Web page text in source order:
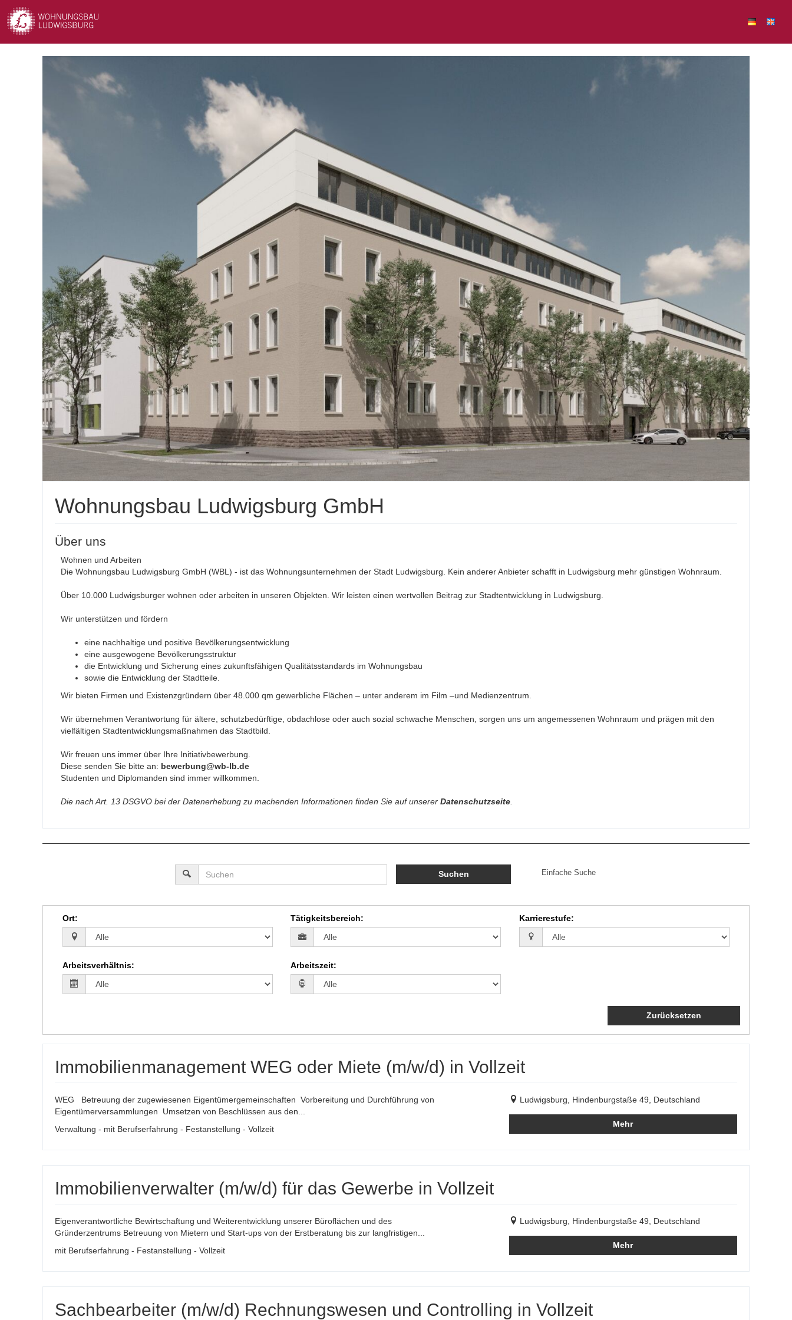
Wohnungsbau Ludwigsburg GmbH
Über uns
Wohnen und Arbeiten
Die Wohnungsbau Ludwigsburg GmbH (WBL) - ist das Wohnungsunternehmen der Stadt Ludwigsburg. Kein anderer Anbieter schafft in Ludwigsburg mehr günstigen Wohnraum.
Über 10.000 Ludwigsburger wohnen oder arbeiten in unseren Objekten. Wir leisten einen wertvollen Beitrag zur Stadtentwicklung in Ludwigsburg.
Wir unterstützen und fördern
eine nachhaltige und positive Bevölkerungsentwicklung
eine ausgewogene Bevölkerungsstruktur
die Entwicklung und Sicherung eines zukunftsfähigen Qualitätsstandards im Wohnungsbau
sowie die Entwicklung der Stadtteile.
Wir bieten Firmen und Existenzgründern über 48.000 qm gewerbliche Flächen – unter anderem im Film –und Medienzentrum.
Wir übernehmen Verantwortung für ältere, schutzbedürftige, obdachlose oder auch sozial schwache Menschen, sorgen uns um angemessenen Wohnraum und prägen mit den
vielfältigen Stadtentwicklungsmaßnahmen das Stadtbild.
Wir freuen uns immer über Ihre Initiativbewerbung.
Diese senden Sie bitte an: bewerbung@wb-lb.de
Studenten und Diplomanden sind immer willkommen.
Die nach Art. 13 DSGVO bei der Datenerhebung zu machenden Informationen finden Sie auf unserer Datenschutzseite
Suchen Einfache Suche
Ort: Tätigkeitsbereich: Karrierestufe:
Arbeitsverhältnis: Arbeitszeit:
Zurücksetzen
Immobilienmanagement WEG oder Miete (m/w/d) in Vollzeit
WEG Betreuung der zugewiesenen Eigentümergemeinschaften Vorbereitung und Durchführung von
Eigentümerversammlungen Umsetzen von Beschlüssen aus den...
Verwaltung - mit Berufserfahrung - Festanstellung - Vollzeit
Ludwigsburg, Hindenburgstaße 49, Deutschland
Mehr
Immobilienverwalter (m/w/d) für das Gewerbe in Vollzeit
Eigenverantwortliche Bewirtschaftung und Weiterentwicklung unserer Büroflächen und des
Gründerzentrums Betreuung von Mietern und Start-ups von der Erstberatung bis zur langfristigen...
mit Berufserfahrung - Festanstellung - Vollzeit
Ludwigsburg, Hindenburgstaße 49, Deutschland
Mehr
Sachbearbeiter (m/w/d) Rechnungswesen und Controlling in Vollzeit